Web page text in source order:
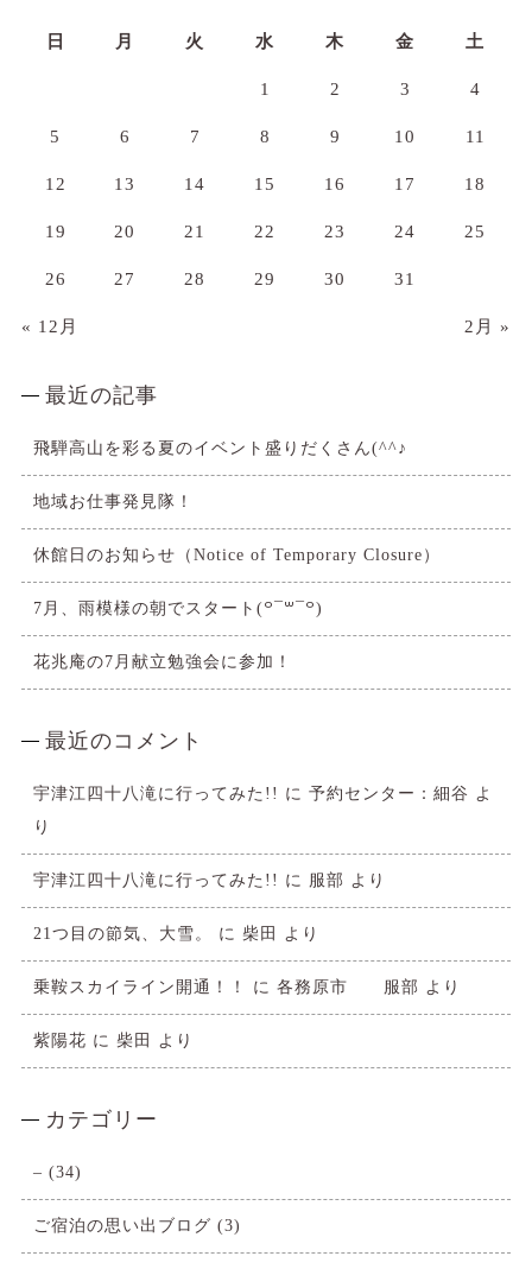
日 月 火 水 木 金 土
1 2 3 4
5 6 7 8 9 10 11
12 13 14 15 16 17 18
19 20 21 22 23 24 25
26 27 28 29 30 31
« 12月 2月 »
最近の記事
飛騨高山を彩る夏のイベント盛りだくさん(^^♪
地域お仕事発見隊！
休館日のお知らせ（Notice of Temporary Closure）
7月、雨模様の朝でスタート(꒪¯꒳​¯꒪)
花兆庵の7月献立勉強会に参加！
最近のコメント
宇津江四十八滝に行ってみた!! に 予約センター：細谷 よ
り
宇津江四十八滝に行ってみた!! に 服部 より
21つ目の節気、大雪。 に 柴田 より
乗鞍スカイライン開通！！ に 各務原市 服部 より
紫陽花 に 柴田 より
カテゴリー
– (34)
ご宿泊の思い出ブログ (3)